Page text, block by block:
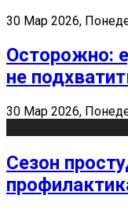
30 Мар 2026,
Осторожно:
не
30 Мар 2026,
Сезон